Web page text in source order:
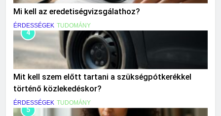
Mi kell az eredetiségvizsgálathoz?
ÉRDESSÉGEK TUDOMÁNY
4
Mit kell szem előtt tartani a szükségpótkerékkel
történő közlekedéskor?
ÉRDESSÉGEK TUDOMÁNY
5